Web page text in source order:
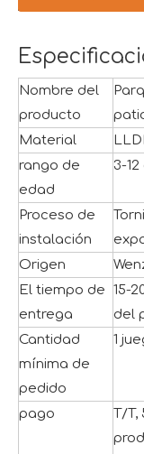
Nombre del
producto
Material
rango de
edad
3-
Proceso de
instalación
Origen
El tiempo de
entrega
15-
del
Cantidad
mínima de
pedido
1
pago
T/T,